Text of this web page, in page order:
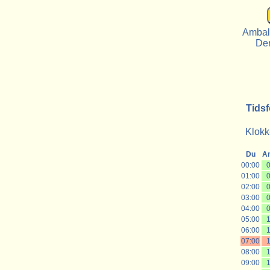
Du
00:00
01:00
02:00
03:00
04:00
05:00
06:00
07:00
08:00
09:00